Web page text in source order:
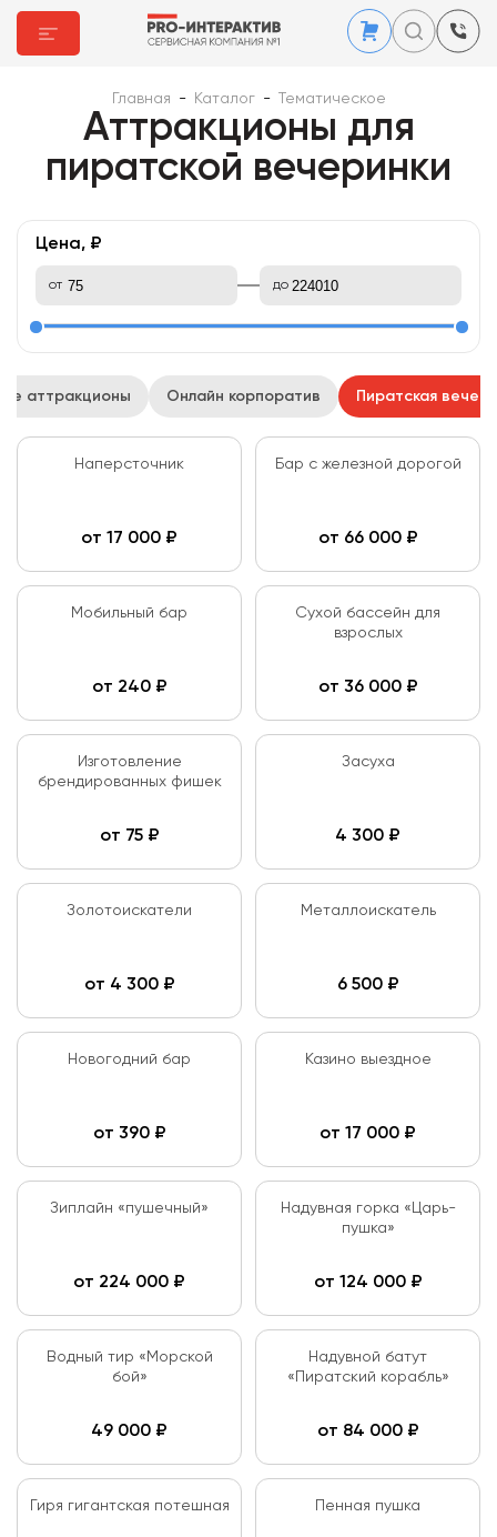
Главная - Каталог - Тематическое
Аттракционы для
пиратской вечеринки
Цена, ₽
от до
аттракционы Онлайн корпоратив Пиратская
Наперсточник
от 17 000 ₽
Бар с железной дорогой
от 66 000₽
Мобильный бар
от 240₽
Сухой бассейн для
взрослых
от 36 000₽
Изготовление
брендированных фишек
от 75₽
Засуха
4 300 ₽
Золотоискатели
от 4 300₽
Металлоискатель
6 500₽
Новогодний бар
от 390₽
Казино выездное
от 17 000 ₽
Зиплайн «пушечный»
от 224 000 ₽
Надувная горка «Царь-
пушка»
от 124 000₽
Водный тир «Морской
бой»
49 000 ₽
Надувной батут
«Пиратский корабль»
от 84 000₽
Гиря гигантская потешная Пенная пушка